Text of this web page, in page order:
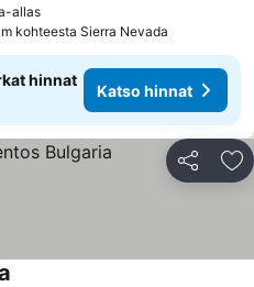
allasKatso hinnat
kohteesta Sierra Nevada
hinnat
Katso hinnat
Jaa